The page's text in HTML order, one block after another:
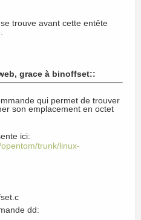
trouve avant cette entête
grace à binoffset::
qui permet de trouver
son emplacement en octet
ici:
trunk/linux-
dd: